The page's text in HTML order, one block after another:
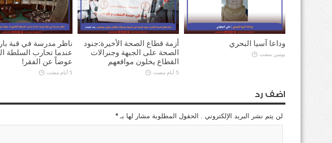
وداعا آسيا البحري
يومين مضت
أزمة قطاع الصحة الأخيرة:جنود
الصحة على الجبهة وجنرالات
القطاع يخلون مواقعهم
5 أيام مضت
ناظر مدرسة في قبة
عندما تحارب السلطة
عوضاً عن الفقر!
5 أيام مضت
اضف رد
لن يتم نشر البريد الإلكتروني . الحقول المطلوبة مشار لها بـ *